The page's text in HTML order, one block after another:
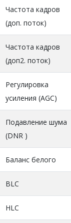
Частота кадров
(доп. поток)
Частота кадров
(доп2. поток)
Регулировка
усиления (AGC)
Подавление шума
(DNR )
Баланс белого
BLC
HLC